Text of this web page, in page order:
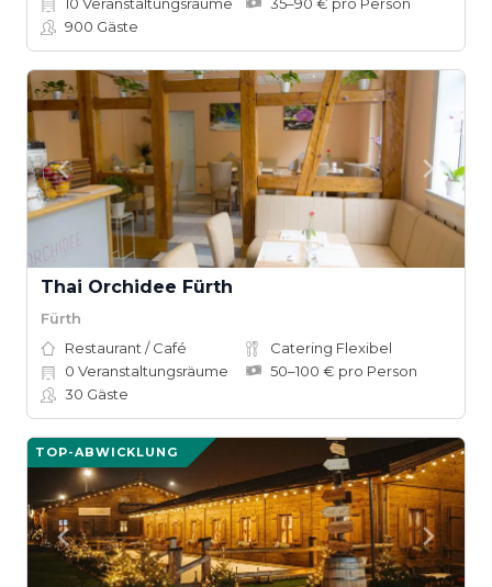
900 Gäste
Thai Orchidee Fürth
Fürth
Restaurant / Café
Catering Flexibel
0 Veranstaltungsräume
50–100 € pro Person
30 Gäste
TOP-ABWICKLUNG